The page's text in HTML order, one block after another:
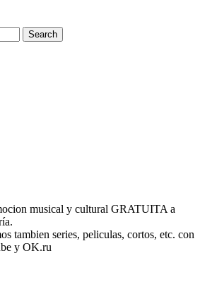
musical y cultural GRATUITA a
tambien series, peliculas, cortos, etc. con
y OK.ru